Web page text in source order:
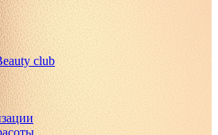
club